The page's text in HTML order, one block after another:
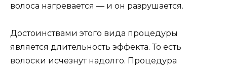
волоса нагревается — и он разрушается.
Достоинствами этого вида процедуры
является длительность эффекта. То есть
волоски исчезнут надолго. Процедура